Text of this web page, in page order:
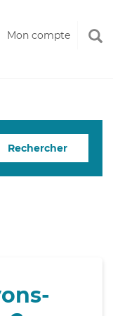
Mon compte
Rechercher